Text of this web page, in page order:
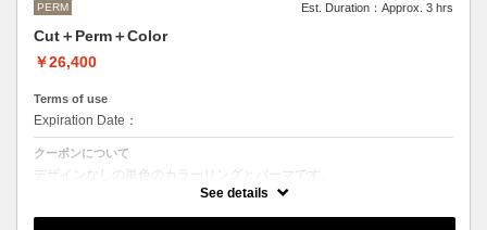
PERM Est. Duration：Approx. 3 hrs
Cut＋Perm＋Color
￥26,400
Terms of use
Expiration Date：
クーポンについて
デザインなしの単色のカラーリングとパーマです。
マ、ツイストパーマなどをご希望の方は最終受付時間が変わるため、別
See details